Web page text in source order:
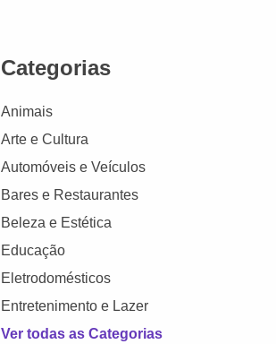
Categorias
Animais
Arte e Cultura
Automóveis e Veículos
Bares e Restaurantes
Beleza e Estética
Educação
Eletrodomésticos
Entretenimento e Lazer
Ver todas as Categorias